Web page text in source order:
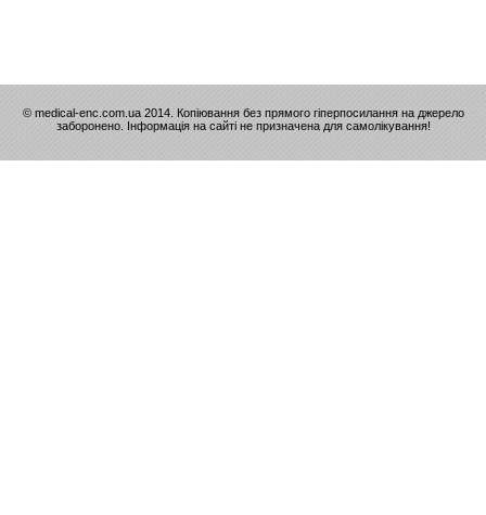
© medical-enc.com.ua 2014. Копіювання без прямого гіперпосилання на джерело
заборонено. Інформація на сайті не призначена для самолікування!